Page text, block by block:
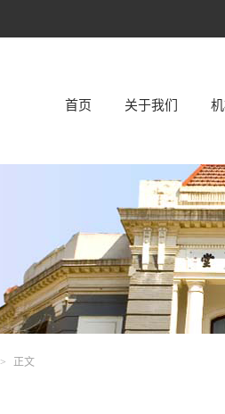
首页 关于我们
> 正文